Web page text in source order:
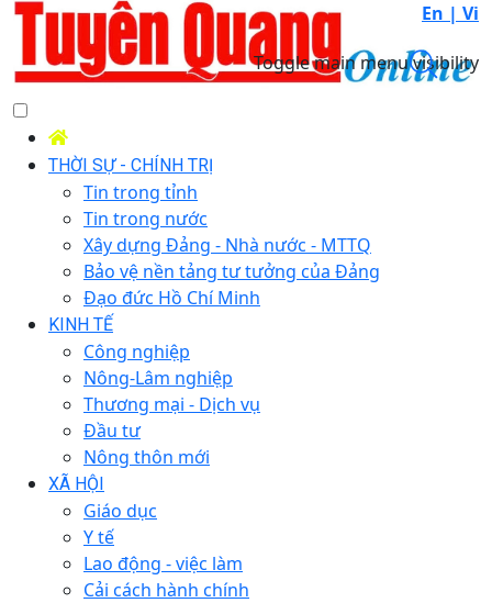
En | Vi
Toggle main menu visibility
THỜI SỰ - CHÍNH TRỊ
Tin trong tỉnh
Tin trong nước
Xây dựng Đảng - Nhà nước - MTTQ
Bảo vệ nền tảng tư tưởng của Đảng
Đạo đức Hồ Chí Minh
KINH TẾ
Công nghiệp
Nông-Lâm nghiệp
Thương mại - Dịch vụ
Đầu tư
Nông thôn mới
XÃ HỘI
Giáo dục
Y tế
Lao động - việc làm
Cải cách hành chính